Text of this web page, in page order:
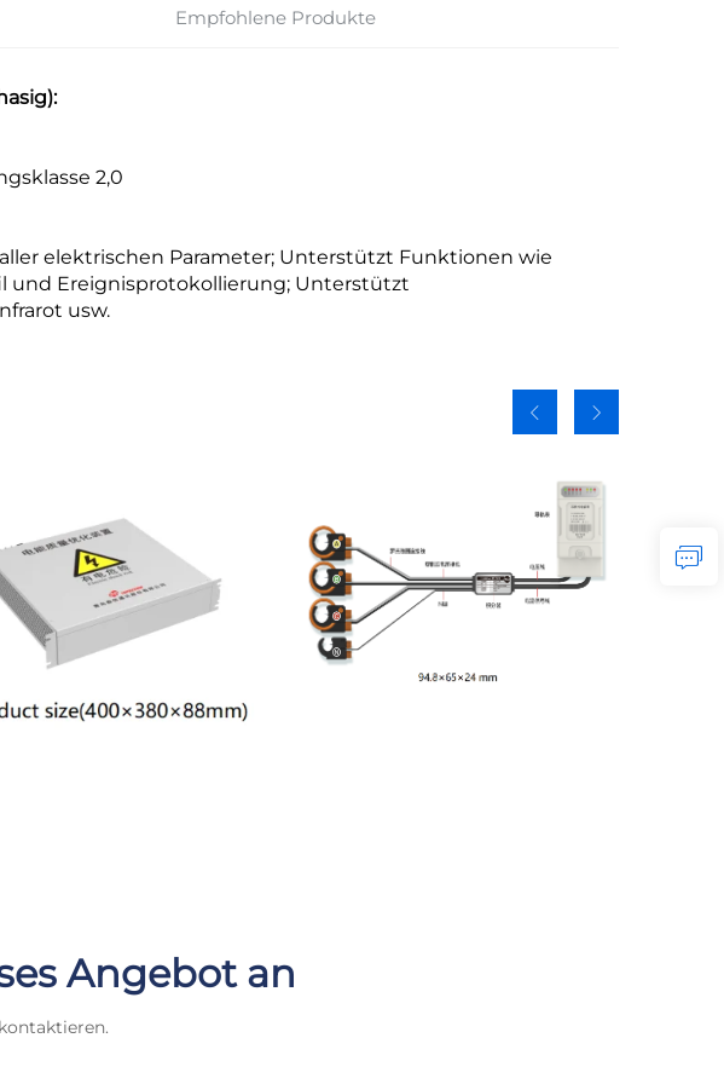
Empfohlene Produkte
2,0
elektrischen Parameter; Unterstützt Funktionen wie
und Ereignisprotokollierung; Unterstützt
usw.
Angebot an